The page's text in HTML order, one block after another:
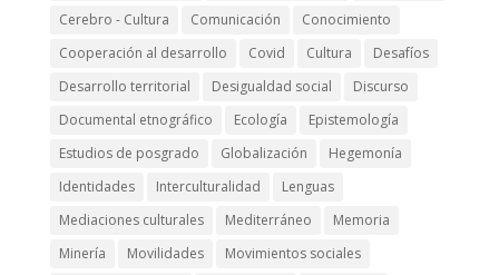
Cerebro - Cultura
Comunicación
Conocimiento
Cooperación al desarrollo
Covid Cultura
Desafíos
Desarrollo territorial
Desigualdad social
Discurso
Documental etnográfico
Ecología
Epistemología
Estudios de posgrado
Globalización
Hegemonía
Identidades
Interculturalidad
Lenguas
Mediaciones culturales
Mediterráneo
Memoria
Minería
Movilidades
Movimientos sociales